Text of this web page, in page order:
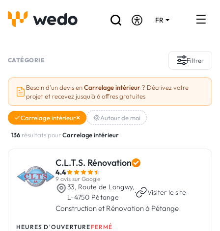
FR
Réalisations
Aides et subventions
Vous êtes un Artisan ?
CATÉGORIE Filtrer
Besoin d'un devis enCarrelage intérieur ? Décrivez votre
projet et recevez jusqu'à 6 offres gratuites
Carrelage intérieur Autour de moi
136 résultats pourCarrelage intérieur
C.L.T.S. Rénovation
4.4
9 avis sur Google
33, Route de Longwy,
L-4750 Pétange
· Visiter le site
Construction et Rénovation à Pétange
HEURES D'OUVERTURE FERMÉ